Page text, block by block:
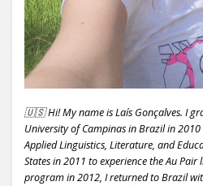
🇺🇸 Hi! My name is Laís Gonçalves. I
University of Campinas in Brazil in
Applied Linguistics, Literature, and
States in 2011 to experience the Au
program in 2012, I returned to Brazil